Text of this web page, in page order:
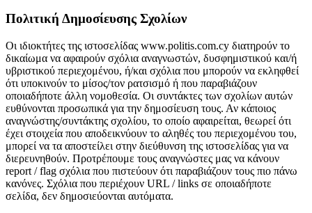
Πολιτική Δημοσίευσης Σχολίων
Οι ιδιοκτήτες της ιστοσελίδας www.politis.com.cy διατηρούν το
δικαίωμα να αφαιρούν σχόλια αναγνωστών, δυσφημιστικού και/ή
υβριστικού περιεχομένου, ή/και σχόλια που μπορούν να εκληφθεί
ότι υποκινούν το μίσος/τον ρατσισμό ή που παραβιάζουν
οποιαδήποτε άλλη νομοθεσία. Οι συντάκτες των σχολίων αυτών
ευθύνονται προσωπικά για την δημοσίευση τους. Αν κάποιος
αναγνώστης/συντάκτης σχολίου, το οποίο αφαιρείται, θεωρεί ότι
έχει στοιχεία που αποδεικνύουν το αληθές του περιεχομένου του,
μπορεί να τα αποστείλει στην διεύθυνση της ιστοσελίδας για να
διερευνηθούν. Προτρέπουμε τους αναγνώστες μας να κάνουν
report / flag σχόλια που πιστεύουν ότι παραβιάζουν τους πιο πάνω
κανόνες. Σχόλια που περιέχουν URL / links σε οποιαδήποτε
σελίδα, δεν δημοσιεύονται αυτόματα.